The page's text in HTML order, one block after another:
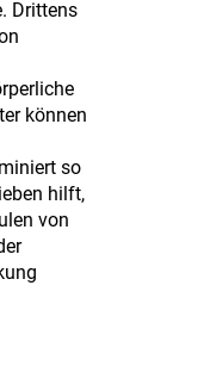
Drittens
können
so
hilft,
von